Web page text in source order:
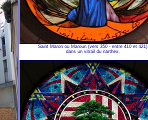
Saint Maron ou Maroun (vers 350 - entre 410 et 421)
dans un vitrail du narthex.